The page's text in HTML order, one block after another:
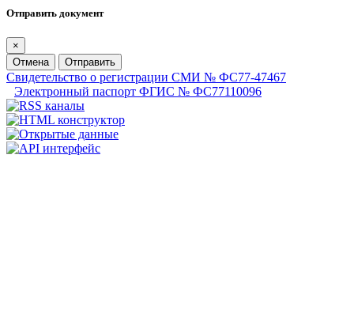
Отправить документ
×
Отмена
Отправить
Свидетельство о регистрации СМИ № ФС77-47467
Электронный паспорт ФГИС № ФС77110096